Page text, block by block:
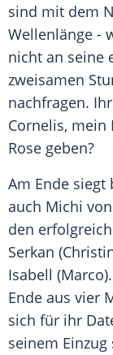
sind mit dem
Wellenlänge -
nicht an seine
zweisamen
nachfragen.
Cornelis, mein
Rose geben?
Am Ende siegt
auch Michi
den
Serkan
Isabell
Ende aus vier
sich für ihr
seinem